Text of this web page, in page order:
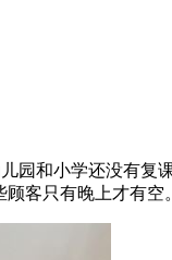
和小学还没有复
客只有晚上才有空。